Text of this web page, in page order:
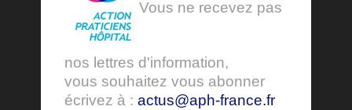
Vous ne recevez pas
nos lettres d'information,
vous souhaitez vous abonner
écrivez à : actus@aph-france.fr